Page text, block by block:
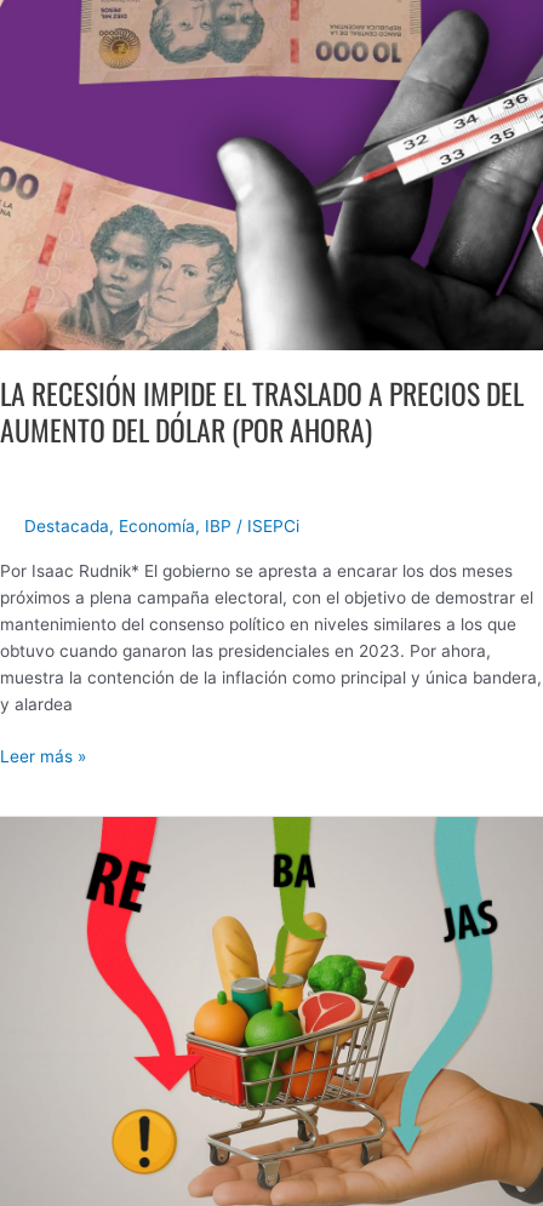
LA RECESIÓN IMPIDE EL TRASLADO A PRECIOS DEL
AUMENTO DEL DÓLAR (POR AHORA)
Destacada, Economía, IBP / ISEPCi
Por Isaac Rudnik* El gobierno se apresta a encarar los dos meses
próximos a plena campaña electoral, con el objetivo de demostrar el
mantenimiento del consenso político en niveles similares a los que
obtuvo cuando ganaron las presidenciales en 2023. Por ahora,
muestra la contención de la inflación como principal y única bandera,
y alardea
TRASLADO
DEL
DÓLAR
(POR
AHORA)
Leer más »